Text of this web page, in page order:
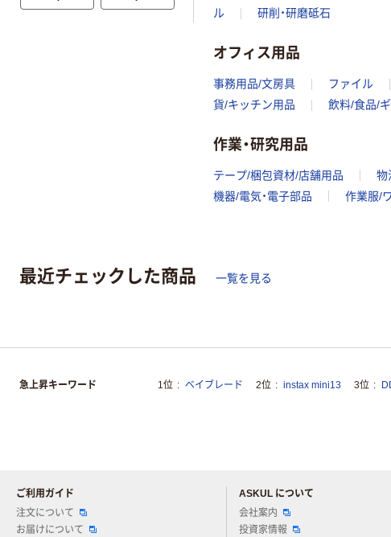
ル
研削・研磨砥石
オフィス用品
事務用品/文房具 ファイル
貨/キッチン用品
飲料/食品/
作業・研究用品
テープ/梱包資材/店舗用品 物
機器/電気・電子部品
作業服/
最近チェックした商品 一覧を見る
急上昇キーワード 1位 ベイブレード 2位 instax mini13 3位
ご利用ガイド
注文について
お届けについて
ASKUL について
会社案内
投資家情報